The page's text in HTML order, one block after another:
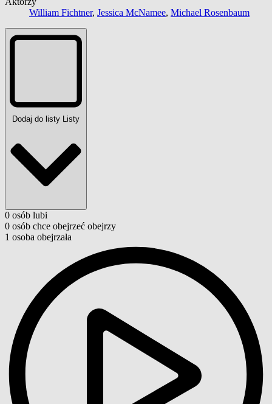
William Fichtner, Jessica McNamee, Michael Rosenbaum
Dodaj do listy Listy
0 osób lubi
0 osób chce obejrzeć obejrzy
1 osoba obejrzała